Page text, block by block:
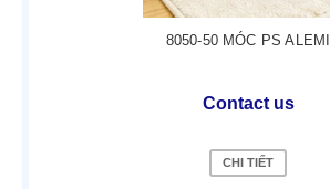
8050-50 MÓC PS ALEMI
Contact us
CHI TIẾT